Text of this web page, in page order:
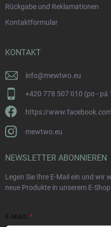
Rückgabe und Reklamationen
Kontaktformular
KONTAKT
info@mewtwo.eu
+420 778 507 010 (po - pá
https://
mewtwo.eu
NEWSLETTER ABONNIEREN
Legen Sie Ihre E-Mail ein und
neue Produkte in unserem E-
E-MAIL